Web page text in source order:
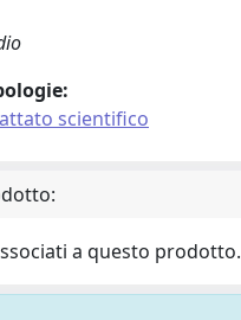
scientifico
a questo prodotto.